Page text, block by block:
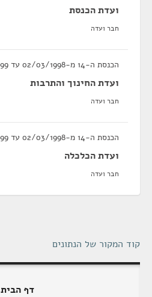
ועדת הכנסת
חבר ועדה
הכנסת ה-14 מ-02/03/1998 עד 07/06/1999
ועדת החינוך והתרבות
חבר ועדה
הכנסת ה-14 מ-02/03/1998 עד 07/06/1999
ועדת הכלכלה
חבר ועדה
קוד המקור של הנתונים
דף הבית